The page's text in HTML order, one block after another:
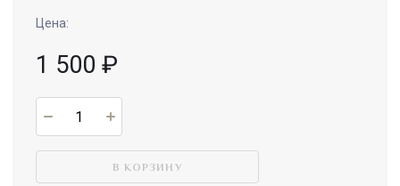
Цена:
1 500 ₽
В КОРЗИНУ